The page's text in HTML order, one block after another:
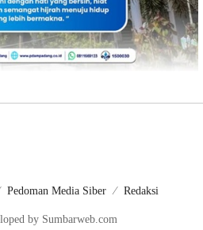
Pedoman Media Siber Redaksi
by Sumbarweb.com